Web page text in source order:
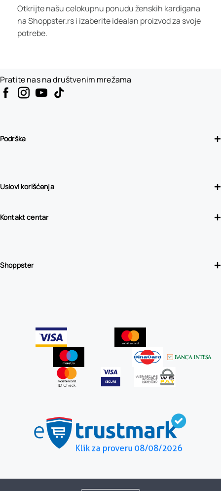
Otkrijte našu celokupnu ponudu ženskih kardigana
na Shoppster.rs i izaberite idealan proizvod za svoje
potrebe.
Podrška
Uslovi korišćenja
Kontakt centar
Shoppster
Pratite nas na društvenim mrežama